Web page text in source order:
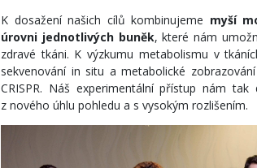
K dosažení našich cílů kombinujeme myší
úrovni jednotlivých buněk, které nám
zdravé tkáni. K výzkumu metabolismu v
sekvenování in situ a metabolické
CRISPR. Náš experimentální přístup nám
z nového úhlu pohledu a s vysokým rozlišením.